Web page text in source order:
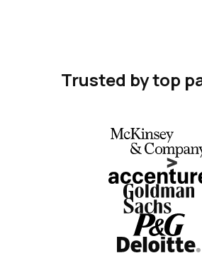
Trusted by top